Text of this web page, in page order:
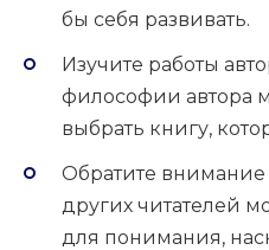
бы себя развивать.
Изучите работы
философии автора
выбрать книгу,
Обратите внимание
других читателей
для понимания,